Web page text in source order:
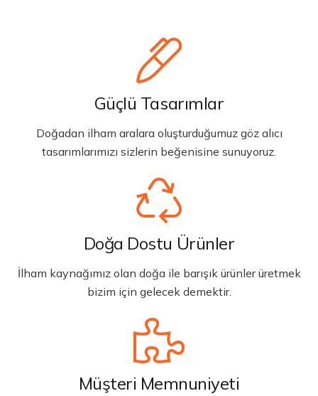
Güçlü Tasarımlar
Doğadan ilham aralara oluşturduğumuz göz alıcı
tasarımlarımızı sizlerin beğenisine sunuyoruz.
Doğa Dostu Ürünler
İlham kaynağımız olan doğa ile barışık ürünler üretmek
bizim için gelecek demektir.
Müşteri Memnuniyeti